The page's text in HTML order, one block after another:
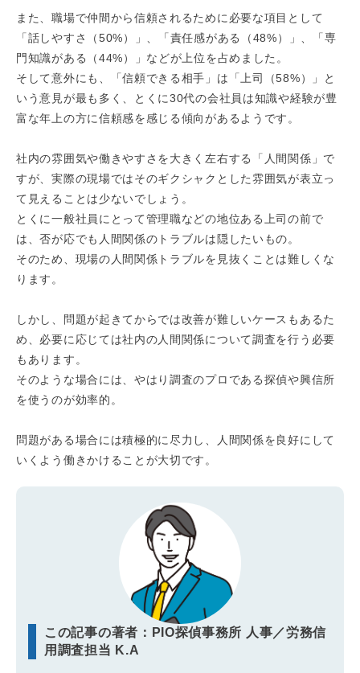
また、職場で仲間から信頼されるために必要な項目として
「話しやすさ（50%）」、「責任感がある（48%）」、「専
門知識がある（44%）」などが上位を占めました。
そして意外にも、「信頼できる相手」は「上司（58%）」と
いう意見が最も多く、とくに30代の会社員は知識や経験が豊
富な年上の方に信頼感を感じる傾向があるようです。
社内の雰囲気や働きやすさを大きく左右する「人間関係」で
すが、実際の現場ではそのギクシャクとした雰囲気が表立っ
て見えることは少ないでしょう。
とくに一般社員にとって管理職などの地位ある上司の前で
は、否が応でも人間関係のトラブルは隠したいもの。
そのため、現場の人間関係トラブルを見抜くことは難しくな
ります。
しかし、問題が起きてからでは改善が難しいケースもあるた
め、必要に応じては社内の人間関係について調査を行う必要
もあります。
そのような場合には、やはり調査のプロである探偵や興信所
を使うのが効率的。
問題がある場合には積極的に尽力し、人間関係を良好にして
いくよう働きかけることが大切です。
この記事の著者：PIO探偵事務所 人事／労務信
用調査担当 K.A